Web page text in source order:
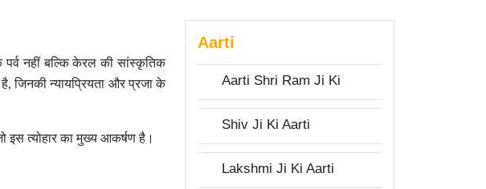
नहीं बल्कि केरल की सांस्कृतिक
जिनकी न्यायप्रियता और प्रजा के
इस त्योहार का मुख्य आकर्षण है।
Aarti
Aarti Shri Ram Ji Ki
Shiv Ji Ki Aarti
Lakshmi Ji Ki Aarti